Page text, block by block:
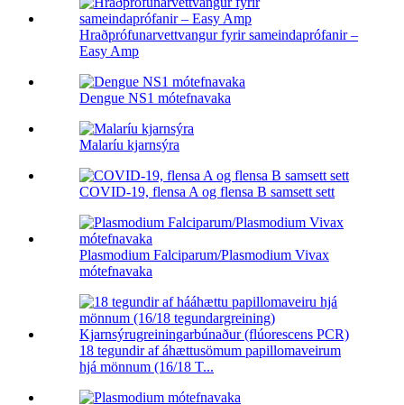
Hraðprófunarvettvangur fyrir sameindaprófanir –
Easy Amp
Dengue NS1 mótefnavaka
Malaríu kjarnsýra
COVID-19, flensa A og flensa B samsett sett
Plasmodium Falciparum/Plasmodium Vivax
mótefnavaka
18 tegundir af áhættusömum papillomaveirum
hjá mönnum (16/18 T...